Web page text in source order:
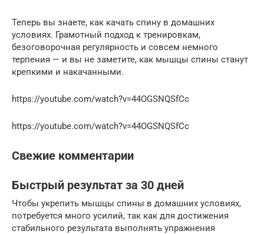
Теперь вы знаете, как качать спину в домашних
условиях. Грамотный подход к тренировкам,
безоговорочная регулярность и совсем немного
терпения — и вы не заметите, как мышцы спины станут
крепкими и накачанными.
https://youtube.com/watch?v=44OGSNQSfCc
https://youtube.com/watch?v=44OGSNQSfCc
Свежие комментарии
Быстрый результат за 30 дней
Чтобы укрепить мышцы спины в домашних условиях,
потребуется много усилий, так как для достижения
стабильного результата выполнять упражнения